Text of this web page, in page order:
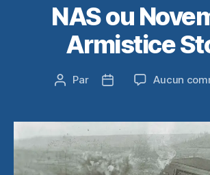
NAS ou
Armistice
Auteur
Par
Date
Aucun